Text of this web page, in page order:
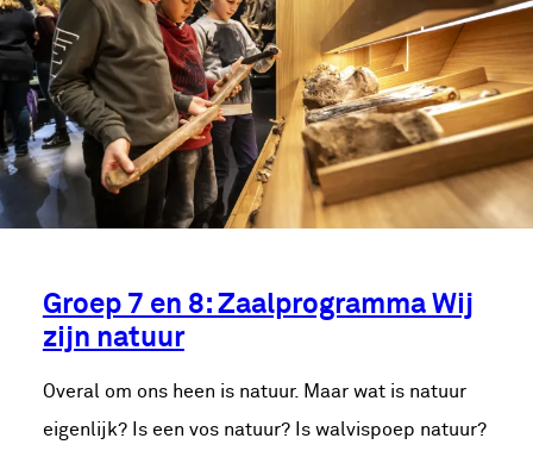
Groep 7 en 8: Zaalprogramma Wij
zijn natuur
Overal om ons heen is natuur. Maar wat is natuur
eigenlijk? Is een vos natuur? Is walvispoep natuur?